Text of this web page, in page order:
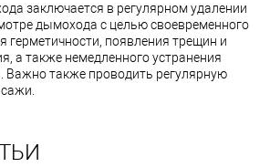
заключается в регулярном удалении
дымохода с целью своевременного
герметичности, появления трещин и
а также немедленного устранения
Важно также проводить регулярную